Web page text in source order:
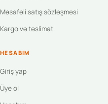
Mesafeli satış sözleşmesi
Kargo ve teslimat
HESABIM
Giriş yap
Üye ol